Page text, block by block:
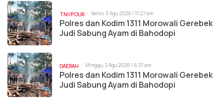
TNI/POLRI Senin, 3 Agu 2026 | 11:27 am
Polres dan Kodim 1311 Morowali Gerebek
Judi Sabung Ayam di Bahodopi
DAERAH Minggu, 2 Agu 2026 | 6:21 am
Polres dan Kodim 1311 Morowali Gerebek
Judi Sabung Ayam di Bahodopi